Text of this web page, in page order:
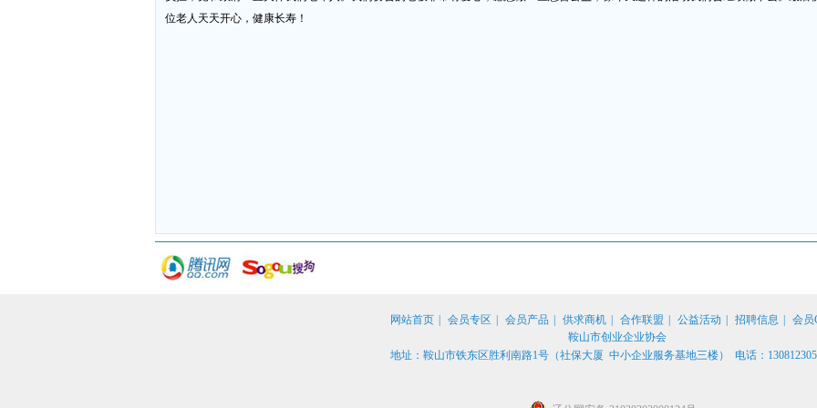
位老人天天开心，健康长寿！
网站首页 会员专区 会员产品 供求商机 合作联盟 公益活动 招聘信息
会员
鞍山市创业企业协会
地址：鞍山市铁东区胜利南路1号（社保大厦 中小企业服务基地三楼） 电话：